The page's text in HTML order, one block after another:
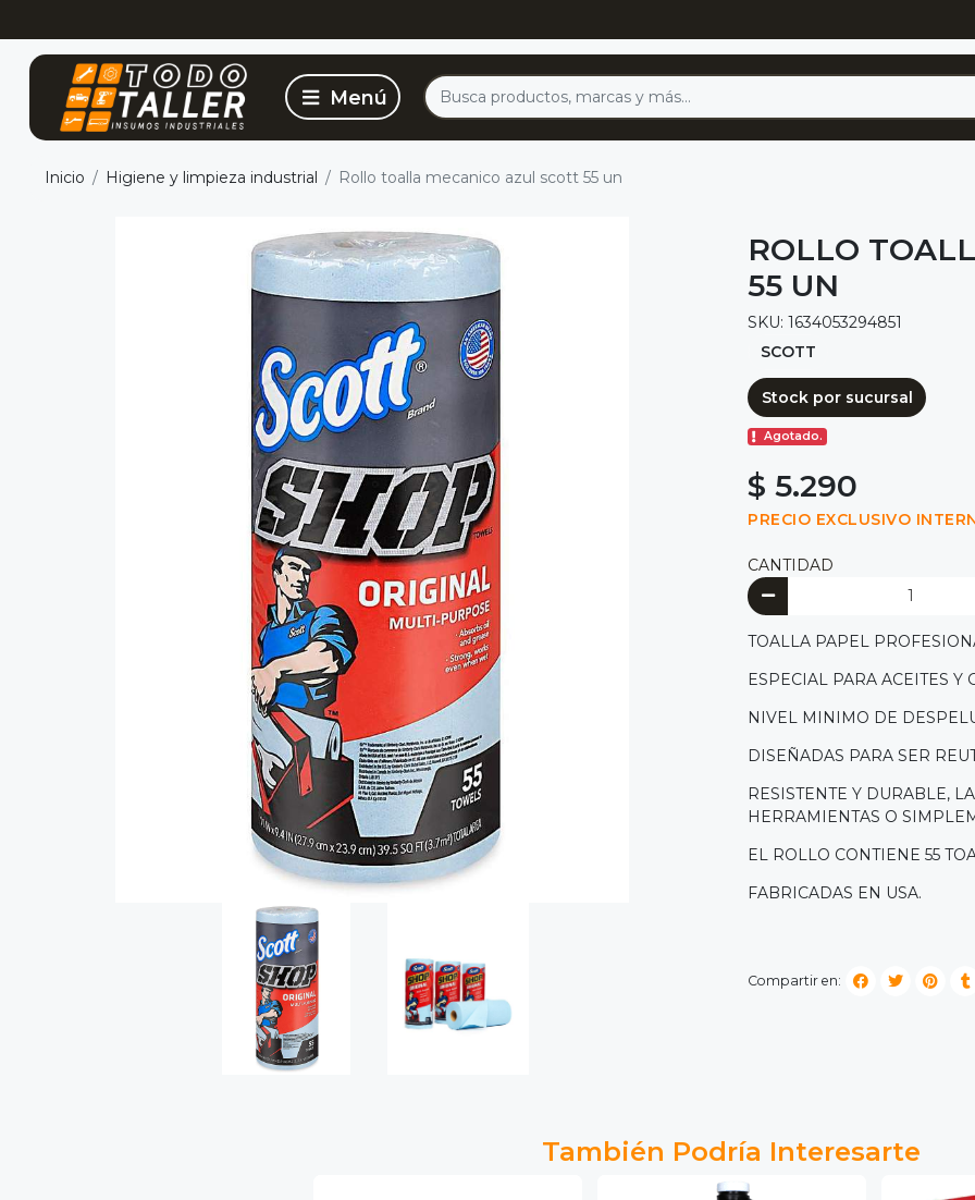
Inicio Higiene y limpieza industrial Rollo toalla mecanico azul scott 55 un
ROLLO
55 UN
SKU: 1634053294851
SCOTT
Stock por sucursal
Agotado.
$ 5.290
PRECIO EXCLUSIVO
CANTIDAD
TOALLA PAPEL
ESPECIAL PARA ACEITES Y
NIVEL MINIMO DE
DISEÑADAS PARA SER
RESISTENTE Y DURABLE,
HERRAMIENTAS O
EL ROLLO CONTIENE 55
FABRICADAS EN USA.
Compartir en:
También Podría Interesarte